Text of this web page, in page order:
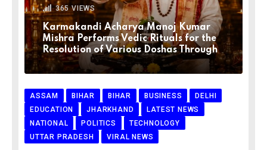
365VIEWS
Karmakandi Acharya Manoj Kumar
Mishra Performs Vedic Rituals for the
Resolution of Various Doshas Through
ASSAM BIHAR BIHAR BUSINESS
DELHI
EDUCATION
JHARKHAND
LATEST NEWS
NATIONAL
POLITICS
TECHNOLOGY
UTTAR PRADESH
VIRAL NEWS